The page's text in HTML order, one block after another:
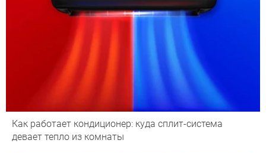
Как работает кондиционер: куда сплит-система
девает тепло из комнаты